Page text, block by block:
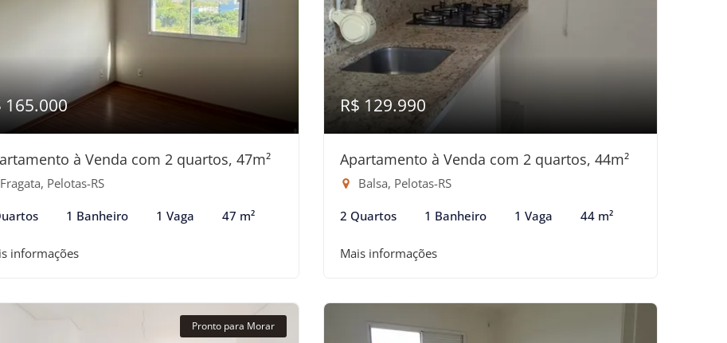
165.000
à Venda com 2 quartos, 47m²
Fragata, Pelotas-RS
1 Banheiro 1 Vaga 47 m²
informações
R$ 129.990
Apartamento à Venda com 2 quartos, 44m²
Balsa, Pelotas-RS
2 Quartos 1 Banheiro 1 Vaga 44 m²
Mais informações
Pronto para Morar